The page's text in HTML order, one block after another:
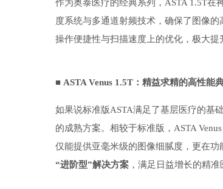
作为奥泰医疗的经典系列，ASTA 1.5T在
度系统与多通道射频技术，确保了图像
操作便捷性与扫描速度上的优化，极大提
■ ASTA Venus 1.5T：精益求精的高性能
如果说标准版ASTA满足了基层医疗的基
的成熟方案。相较于标准版，ASTA
仅能提供亚毫米级的图像细腻度，更在
“进阶型”解决方案，满足日益增长的精准